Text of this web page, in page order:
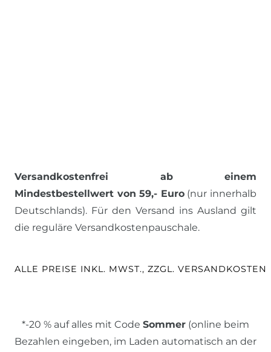
Versandkostenfrei ab einem
Mindestbestellwert von 59,- Euro(nur innerhalb
Deutschlands). Für den Versand ins Ausland gilt
die reguläre Versandkostenpauschale.
ALLE PREISE INKL. MWST., ZZGL. VERSANDKOSTEN
*-20 % auf alles mit Code Sommer (online beim
Bezahlen eingeben, im Laden automatisch an der